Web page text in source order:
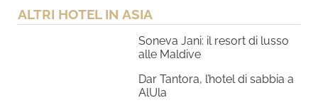
ALTRI HOTEL IN ASIA
Soneva Jani: il resort di lusso
alle Maldive
Dar Tantora, l’hotel di sabbia a
AlUla